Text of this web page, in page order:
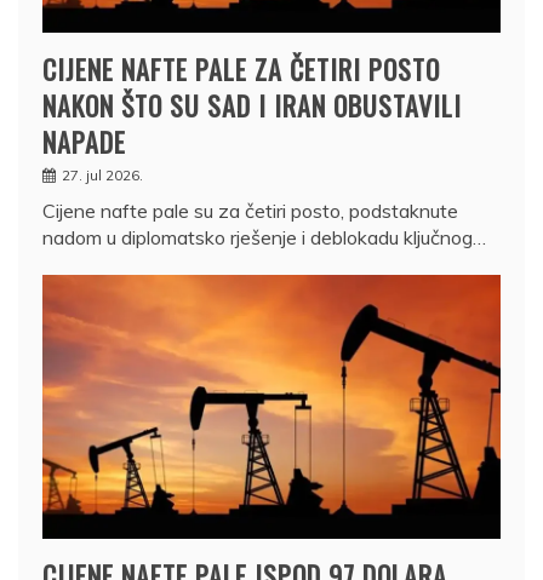
CIJENE NAFTE PALE ZA ČETIRI POSTO
NAKON ŠTO SU SAD I IRAN OBUSTAVILI
NAPADE
27. jul 2026.
Cijene nafte pale su za četiri posto, podstaknute
nadom u diplomatsko rješenje i deblokadu ključnog…